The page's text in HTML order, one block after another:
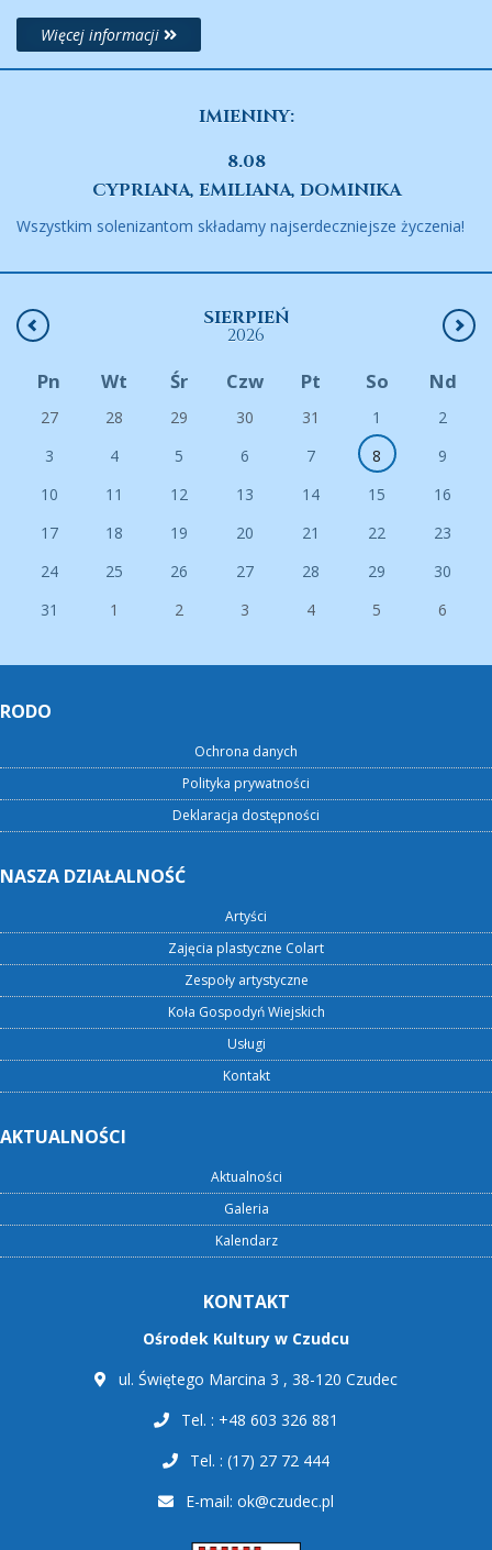
Więcej informacji
IMIENINY:
8.08
CYPRIANA, EMILIANA, DOMINIKA
Wszystkim solenizantom składamy najserdeczniejsze życzenia!
SIERPIEŃ
2026
Pn Wt Śr Czw Pt So Nd
27 28 29 30 31 1
2
3
4 5 6 7 8
9
10
11 12 13 14 15
16
17
18 19 20 21 22
23
24
25 26 27 28 29
30
31
1 2 3 4 5 6
RODO
Ochrona danych
Polityka prywatności
Deklaracja dostępności
NASZA DZIAŁALNOŚĆ
Artyści
Zajęcia plastyczne Colart
Zespoły artystyczne
Koła Gospodyń Wiejskich
Usługi
Kontakt
AKTUALNOŚCI
Aktualności
Galeria
Kalendarz
KONTAKT
Ośrodek Kultury w Czudcu
ul. Świętego Marcina 3 , 38-120 Czudec
Tel. : +48 603 326 881
Tel. : (17) 27 72 444
E-mail: ok@czudec.pl